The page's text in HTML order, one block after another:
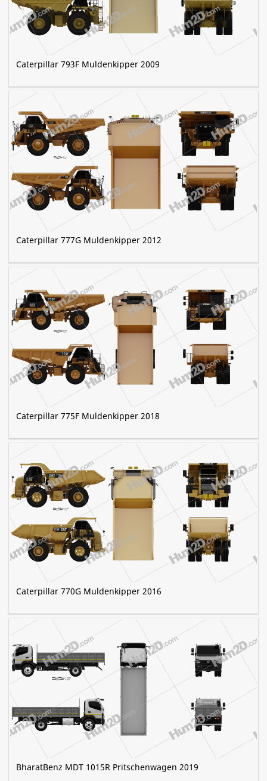
Caterpillar 793F Muldenkipper 2009
Caterpillar 777G Muldenkipper 2012
Caterpillar 775F Muldenkipper 2018
Caterpillar 770G Muldenkipper 2016
BharatBenz MDT 1015R Pritschenwagen 2019